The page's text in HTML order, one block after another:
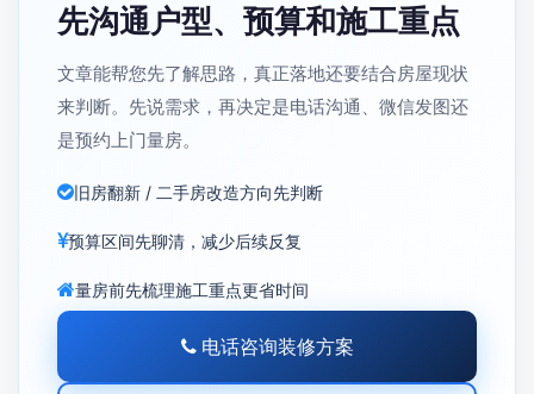
先沟通户型、预算和施工重点
文章能帮您先了解思路，真正落地还要结合房屋现状
来判断。先说需求，再决定是电话沟通、微信发图还
是预约上门量房。
旧房翻新 / 二手房改造方向先判断
预算区间先聊清，减少后续反复
量房前先梳理施工重点更省时间
电话咨询装修方案